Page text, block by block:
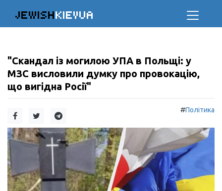
JEWISHKIEVUA
"Скандал із могилою УПА в Польщі: у
МЗС висловили думку про провокацію,
що вигідна Росії"
#Політика